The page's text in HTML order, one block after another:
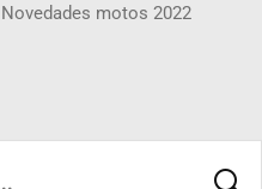
Novedades motos 2022